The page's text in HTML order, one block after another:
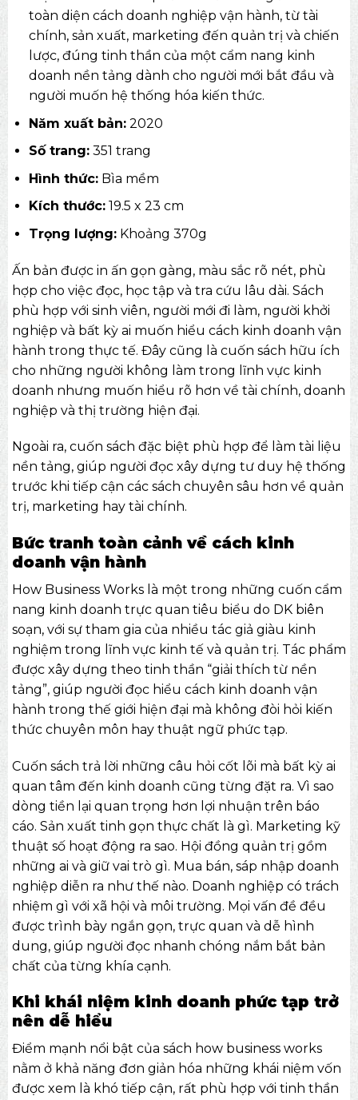
toàn diện cách doanh nghiệp vận hành, từ tài
chính, sản xuất, marketing đến quản trị và chiến
lược, đúng tinh thần của một cẩm nang kinh
doanh nền tảng dành cho người mới bắt đầu và
người muốn hệ thống hóa kiến thức.
Năm xuất bản:2020
Số trang:351 trang
Hình thức:Bìa mềm
Kích thước:19.5 x 23 cm
Trọng lượng:Khoảng 370g
Ấn bản được in ấn gọn gàng, màu sắc rõ nét, phù
hợp cho việc đọc, học tập và tra cứu lâu dài. Sách
phù hợp với sinh viên, người mới đi làm, người khởi
nghiệp và bất kỳ ai muốn hiểu cách kinh doanh vận
hành trong thực tế. Đây cũng là cuốn sách hữu ích
cho những người không làm trong lĩnh vực kinh
doanh nhưng muốn hiểu rõ hơn về tài chính, doanh
nghiệp và thị trường hiện đại.
Ngoài ra, cuốn sách đặc biệt phù hợp để làm tài liệu
nền tảng, giúp người đọc xây dựng tư duy hệ thống
trước khi tiếp cận các sách chuyên sâu hơn về quản
trị, marketing hay tài chính.
Bức tranh toàn cảnh về cách kinh
doanh vận hành
How Business Works là một trong những cuốn cẩm
nang kinh doanh trực quan tiêu biểu do DK biên
soạn, với sự tham gia của nhiều tác giả giàu kinh
nghiệm trong lĩnh vực kinh tế và quản trị. Tác phẩm
được xây dựng theo tinh thần “giải thích từ nền
tảng”, giúp người đọc hiểu cách kinh doanh vận
hành trong thế giới hiện đại mà không đòi hỏi kiến
thức chuyên môn hay thuật ngữ phức tạp.
Cuốn sách trả lời những câu hỏi cốt lõi mà bất kỳ ai
quan tâm đến kinh doanh cũng từng đặt ra. Vì sao
dòng tiền lại quan trọng hơn lợi nhuận trên báo
cáo. Sản xuất tinh gọn thực chất là gì. Marketing kỹ
thuật số hoạt động ra sao. Hội đồng quản trị gồm
những ai và giữ vai trò gì. Mua bán, sáp nhập doanh
nghiệp diễn ra như thế nào. Doanh nghiệp có trách
nhiệm gì với xã hội và môi trường. Mọi vấn đề đều
được trình bày ngắn gọn, trực quan và dễ hình
dung, giúp người đọc nhanh chóng nắm bắt bản
chất của từng khía cạnh.
Khi khái niệm kinh doanh phức tạp trở
nên dễ hiểu
Điểm mạnh nổi bật của sách how business works
nằm ở khả năng đơn giản hóa những khái niệm vốn
được xem là khó tiếp cận, rất phù hợp với tinh thần